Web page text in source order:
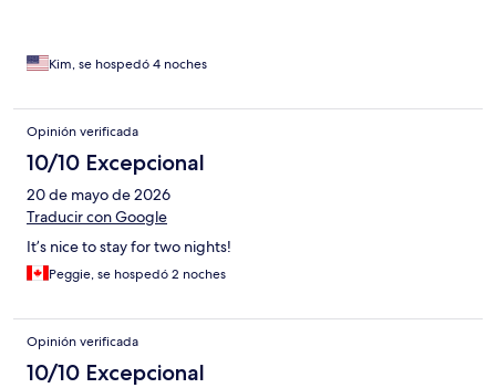
Kim, se hospedó 4 noches
Opinión verificada
10/10 Excepcional
20 de mayo de 2026
Traducir con Google
It’s nice to stay for two nights!
Peggie, se hospedó 2 noches
Opinión verificada
10/10 Excepcional